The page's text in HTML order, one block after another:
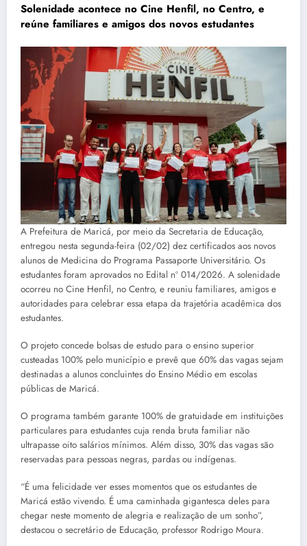
Solenidade acontece no Cine Henfil, no Centro, e
reúne familiares e amigos dos novos estudantes
A Prefeitura de Maricá, por meio da Secretaria de Educação,
entregou nesta segunda-feira (02/02) dez certificados aos novos
alunos de Medicina do Programa Passaporte Universitário. Os
estudantes foram aprovados no Edital nº 014/2026. A solenidade
ocorreu no Cine Henfil, no Centro, e reuniu familiares, amigos e
autoridades para celebrar essa etapa da trajetória acadêmica dos
estudantes.
O projeto concede bolsas de estudo para o ensino superior
custeadas 100% pelo município e prevê que 60% das vagas sejam
destinadas a alunos concluintes do Ensino Médio em escolas
públicas de Maricá.
O programa também garante 100% de gratuidade em instituições
particulares para estudantes cuja renda bruta familiar não
ultrapasse oito salários mínimos. Além disso, 30% das vagas são
reservadas para pessoas negras, pardas ou indígenas.
“É uma felicidade ver esses momentos que os estudantes de
Maricá estão vivendo. É uma caminhada gigantesca deles para
chegar neste momento de alegria e realização de um sonho”,
destacou o secretário de Educação, professor Rodrigo Moura.